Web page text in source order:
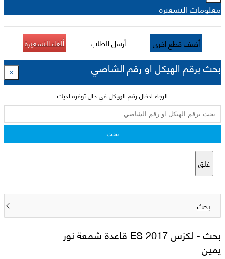
معلومات التسعيرة
أضف قطع اخرى أرسل الطلب ألغاء التسعيرة
بحث برقم الهيكل او رقم الشاصي ×
الرجاء ادخال رقم الهيكل في حال توفره لديك
بحث
غلق
بحث
بحث - لكزس 2017 ES قاعدة شمعة نور
يمين